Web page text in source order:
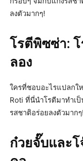
ลงตัวมากๆ!
โรตีพิซซ่า:
ลอง
ใครที่ชอบอะไรแปลกใ
Roti ที่นี่นำโรตีมาทำเ
รสชาติอร่อยลงตัวมากๆ!
ก๋วยจั๊บและ